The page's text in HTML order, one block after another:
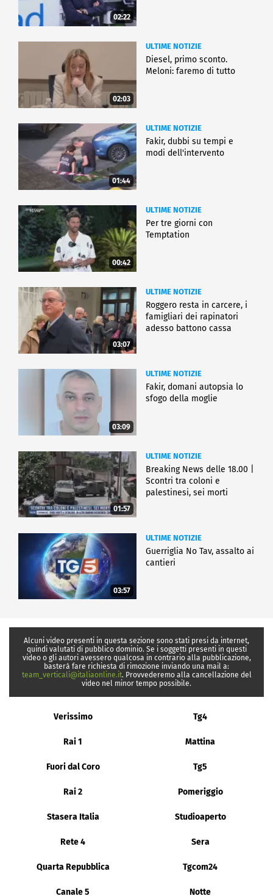
02:22
02:03
ULTIME NOTIZIE
Diesel, primo sconto.
Meloni: faremo di tutto
01:44
ULTIME NOTIZIE
Fakir, dubbi su tempi e
modi dell'intervento
00:42
ULTIME NOTIZIE
Per tre giorni con
Temptation
03:07
ULTIME NOTIZIE
Roggero resta in carcere, i
famigliari dei rapinatori
adesso battono cassa
03:09
ULTIME NOTIZIE
Fakir, domani autopsia lo
sfogo della moglie
01:57
ULTIME NOTIZIE
Breaking News delle 18.00 |
Scontri tra coloni e
palestinesi, sei morti
03:57
ULTIME NOTIZIE
Guerriglia No Tav, assalto ai
cantieri
Alcuni video presenti in questa sezione sono stati presi da internet,
quindi valutati di pubblico dominio. Se i soggetti presenti in questi
video o gli autori avessero qualcosa in contrario alla pubblicazione,
basterà fare richiesta di rimozione inviando una mail a:
team_verticali@italiaonline.it. Provvederemo alla cancellazione del
video nel minor tempo possibile.
Verissimo Tg4
Rai 1 Mattina
Fuori dal Coro Tg5
Rai 2 Pomeriggio
Stasera Italia Studioaperto
Rete 4 Sera
Quarta Repubblica Tgcom24
Canale 5 Notte